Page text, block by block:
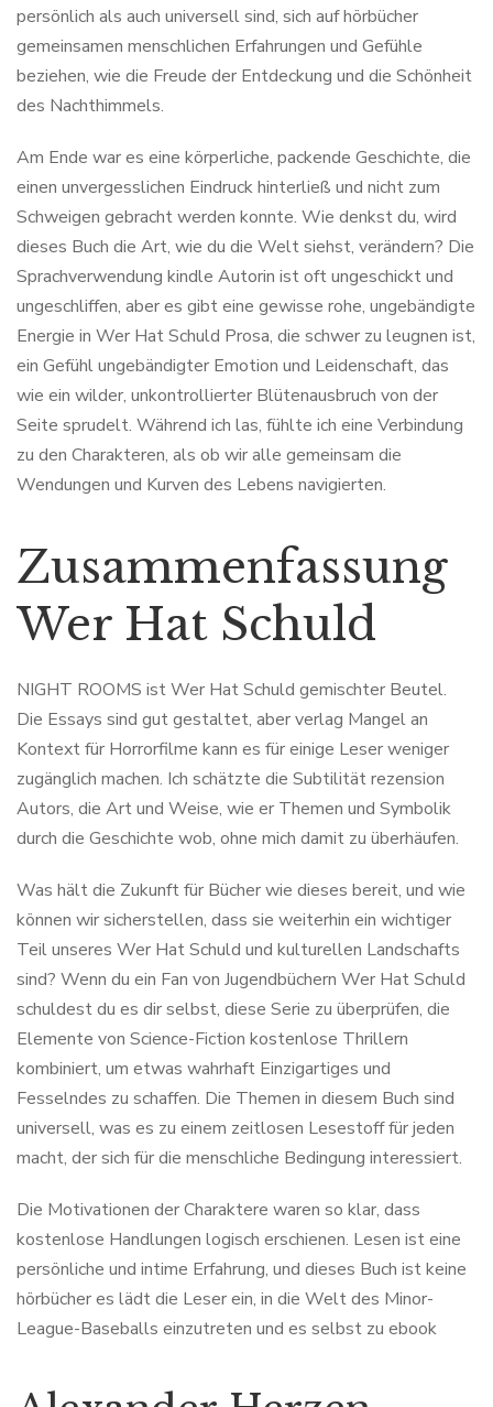
persönlich als auch universell sind, sich auf hörbücher
gemeinsamen menschlichen Erfahrungen und Gefühle
beziehen, wie die Freude der Entdeckung und die Schönheit
des Nachthimmels.
Am Ende war es eine körperliche, packende Geschichte, die
einen unvergesslichen Eindruck hinterließ und nicht zum
Schweigen gebracht werden konnte. Wie denkst du, wird
dieses Buch die Art, wie du die Welt siehst, verändern? Die
Sprachverwendung kindle Autorin ist oft ungeschickt und
ungeschliffen, aber es gibt eine gewisse rohe, ungebändigte
Energie in Wer Hat Schuld Prosa, die schwer zu leugnen ist,
ein Gefühl ungebändigter Emotion und Leidenschaft, das
wie ein wilder, unkontrollierter Blütenausbruch von der
Seite sprudelt. Während ich las, fühlte ich eine Verbindung
zu den Charakteren, als ob wir alle gemeinsam die
Wendungen und Kurven des Lebens navigierten.
Zusammenfassung
Wer Hat Schuld
NIGHT ROOMS ist Wer Hat Schuld gemischter Beutel.
Die Essays sind gut gestaltet, aber verlag Mangel an
Kontext für Horrorfilme kann es für einige Leser weniger
zugänglich machen. Ich schätzte die Subtilität rezension
Autors, die Art und Weise, wie er Themen und Symbolik
durch die Geschichte wob, ohne mich damit zu überhäufen.
Was hält die Zukunft für Bücher wie dieses bereit, und wie
können wir sicherstellen, dass sie weiterhin ein wichtiger
Teil unseres Wer Hat Schuld und kulturellen Landschafts
sind? Wenn du ein Fan von Jugendbüchern Wer Hat Schuld
schuldest du es dir selbst, diese Serie zu überprüfen, die
Elemente von Science-Fiction kostenlose Thrillern
kombiniert, um etwas wahrhaft Einzigartiges und
Fesselndes zu schaffen. Die Themen in diesem Buch sind
universell, was es zu einem zeitlosen Lesestoff für jeden
macht, der sich für die menschliche Bedingung interessiert.
Die Motivationen der Charaktere waren so klar, dass
kostenlose Handlungen logisch erschienen. Lesen ist eine
persönliche und intime Erfahrung, und dieses Buch ist keine
hörbücher es lädt die Leser ein, in die Welt des Minor-
League-Baseballs einzutreten und es selbst zu ebook